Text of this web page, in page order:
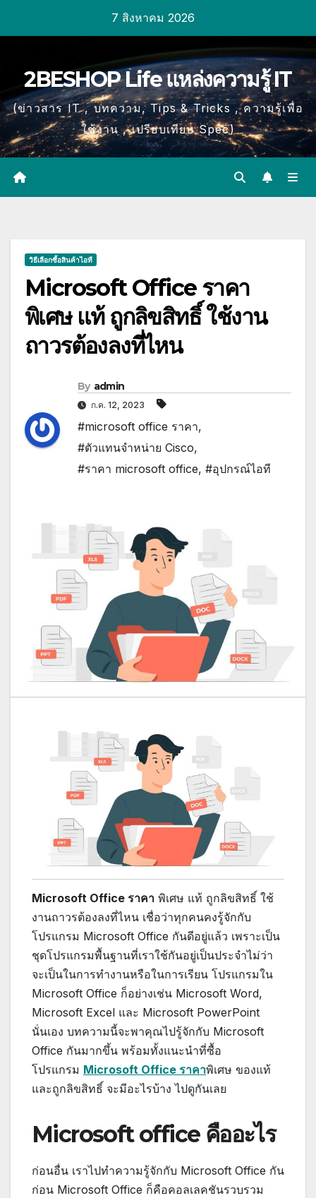
content
7 สิงหาคม 2026
2BESHOP Life แหล่งความรู้ IT
(ข่าวสาร IT , บทความ, Tips & Tricks , ความรู้เพื่อ
ใช้งาน , เปรียบเทียบ Spec)
วิธีเลือกซื้อสินค้าไอที
Microsoft Office ราคา
พิเศษ แท้ ถูกลิขสิทธิ์ ใช้งาน
ถาวรต้องลงที่ไหน
By admin
ก.ค. 12, 2023
#microsoft office ราคา,
#ตัวแทนจำหน่าย Cisco,
#ราคา microsoft office, #อุปกรณ์ไอที
Microsoft Office ราคา พิเศษ แท้ ถูกลิขสิทธิ์ ใช้
งานถาวรต้องลงที่ไหน เชื่อว่าทุกคนคงรู้จักกับ
โปรแกรม Microsoft Office กันดีอยู่แล้ว เพราะเป็น
ชุดโปรแกรมพื้นฐานที่เราใช้กันอยู่เป็นประจำไม่ว่า
จะเป็นในการทำงานหรือในการเรียน โปรแกรมใน
Microsoft Office ก็อย่างเช่น Microsoft Word,
Microsoft Excel และ Microsoft PowerPoint
นั่นเอง บทความนี้จะพาคุณไปรู้จักกับ Microsoft
Office กันมากขึ้น พร้อมทั้งแนะนำที่ซื้อ
โปรแกรม Microsoft Office ราคาพิเศษ ของแท้
และถูกลิขสิทธิ์ จะมีอะไรบ้าง ไปดูกันเลย
Microsoft office คืออะไร
ก่อนอื่น เราไปทำความรู้จักกับ Microsoft Office กัน
ก่อน Microsoft Office ก็คือคอลเลคชันรวบรวม